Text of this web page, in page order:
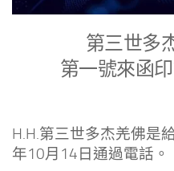
第三世多
第一號來函
H.H.第三世多杰羌佛是
年10月14日通過電話。